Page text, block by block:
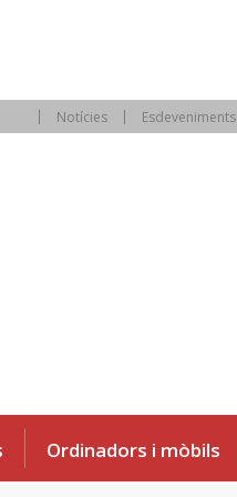
Notícies Esdeveniments
Ordinadors i mòbils